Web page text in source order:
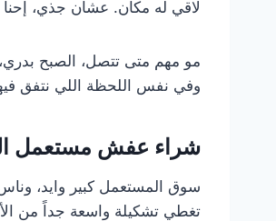
لاقي له مكان. عشان جذي،
مو مهم متى تتصل، الصبح بدري،
وفي نفس اللحظة اللي نتفق
شراء عفش مستعمل
سوق المستعمل كبير وايد،
تغطي تشكيلة واسعة جداً من